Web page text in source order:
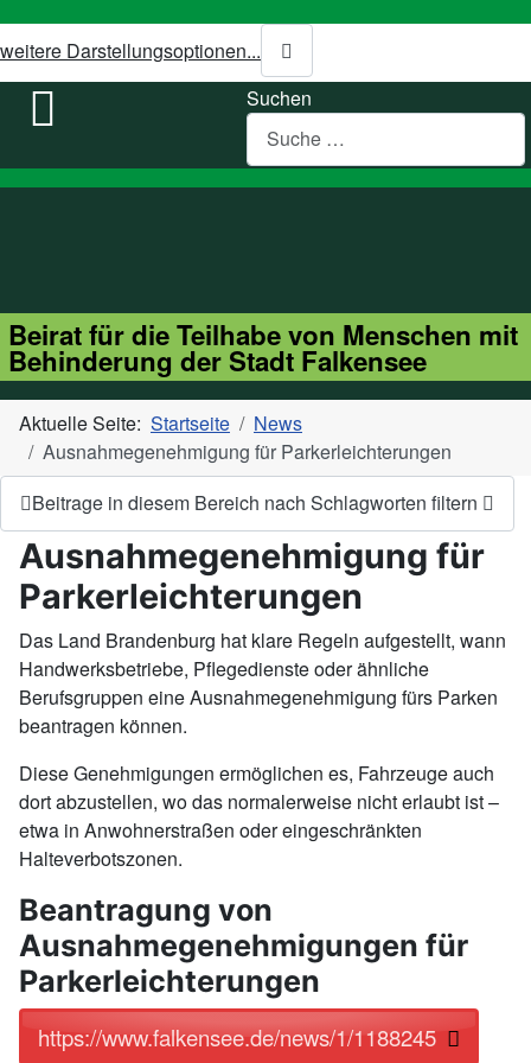
weitere Darstellungsoptionen...
Suchen
Beirat für die Teilhabe von Menschen mit
Behinderung der Stadt Falkensee
Aktuelle Seite: Startseite
News
Ausnahmegenehmigung für Parkerleichterungen
Beitrage in diesem Bereich nach Schlagworten filtern
Ausnahmegenehmigung für
Parkerleichterungen
Das Land Brandenburg hat klare Regeln aufgestellt, wann
Handwerksbetriebe, Pflegedienste oder ähnliche
Berufsgruppen eine Ausnahmegenehmigung fürs Parken
beantragen können.
Diese Genehmigungen ermöglichen es, Fahrzeuge auch
dort abzustellen, wo das normalerweise nicht erlaubt ist –
etwa in Anwohnerstraßen oder eingeschränkten
Halteverbotszonen.
Beantragung von
Ausnahmegenehmigungen für
Parkerleichterungen
https://www.falkensee.de/news/1/1188245